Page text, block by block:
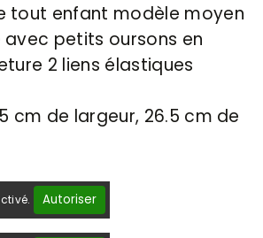
tout enfant modèle moyen
petits oursons en
2 liens élastiques
cm de largeur, 26.5 cm de
Autoriser